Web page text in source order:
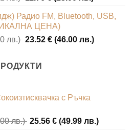
was:
17.90 €
(35.01
е:
(23.00
Радио FM, Bluetooth, USB,
ЦЕНА)
лв.) Original
was:
40.39 €
23.52 €(46.00 лв.)Текущата
с Ръчка
лв.) Original
25.56 €(49.99 лв.)